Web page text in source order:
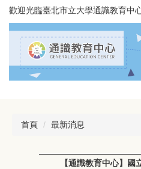
跳
到
主
歡迎光臨臺北市立大學通識教育中
首頁 最新消息
【通識教育中心】